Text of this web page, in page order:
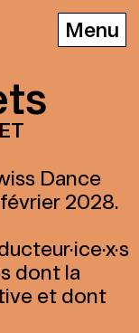
Dance
2028.
dont la
et dont